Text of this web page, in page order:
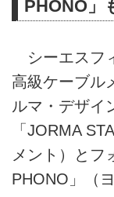
PHONO」
シーエスフ
高級ケーブル
ルマ・デザイ
「JORMA
メント）とフ
PHONO」（